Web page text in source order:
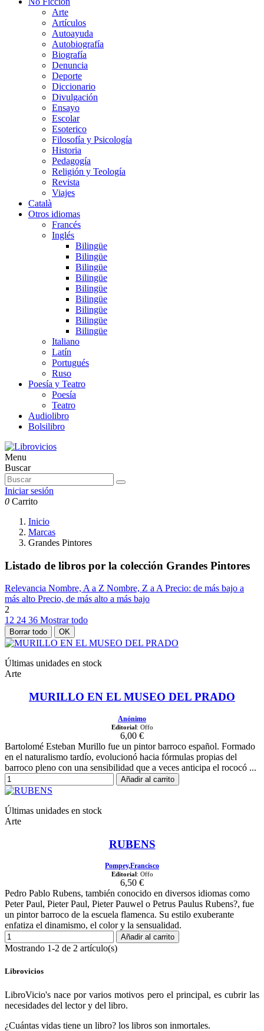
Arte
Artículos
Autoayuda
Autobiografía
Biografía
Denuncia
Deporte
Diccionario
Divulgación
Ensayo
Escolar
Esoterico
Filosofía y Psicología
Historia
Pedagogía
Religión y Teología
Revista
Viajes
Català
Otros idiomas
Francés
Inglés
Bilingüe
Bilingüe
Bilingüe
Bilingüe
Bilingüe
Bilingüe
Bilingüe
Bilingüe
Bilingüe
Italiano
Latín
Portugués
Ruso
Poesía y Teatro
Poesía
Teatro
Audiolibro
Bolsilibro
Menu
Buscar
Iniciar sesión
0 Carrito
Inicio
Marcas
Grandes Pintores
Listado de libros por la colección Grandes Pintores
Relevancia Nombre, A a Z Nombre, Z a APrecio: de más bajo a
más alto Precio, de más alto a más bajo
2
12 24 36 Mostrar todo
Borrar todo OK
Últimas unidades en stock
Arte
MURILLO EN EL MUSEO DEL PRADO
Anónimo
Editorial: Offo
6,00 €
Bartolomé Esteban Murillo fue un pintor barroco español. Formado
en el naturalismo tardío, evolucionó hacia fórmulas propias del
barroco pleno con una sensibilidad que a veces anticipa el rococó ...
Añadir al carrito
Últimas unidades en stock
Arte
RUBENS
Pompey,Francisco
Editorial : Offo
6,50 €
Pedro Pablo Rubens, también conocido en diversos idiomas como
Peter Paul, Pieter Paul, Pieter Pauwel o Petrus Paulus Rubens?, fue
un pintor barroco de la escuela flamenca. Su estilo exuberante
enfatiza el dinamismo, el color y la sensualidad.
Añadir al carrito
Mostrando 1-2 de 2 artículo(s)
Librovicios
LibroVicio's nace por varios motivos pero el principal, es cubrir las
necesidades del lector y del libro.
¿Cuántas vidas tiene un libro? los libros son inmortales.